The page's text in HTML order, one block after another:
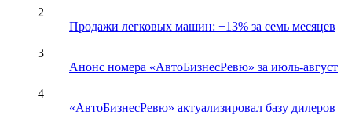
2
Продажи легковых машин: +13% за семь месяцев
3
Анонс номера «АвтоБизнесРевю» за июль-август
4
«АвтоБизнесРевю» актуализировал базу дилеров